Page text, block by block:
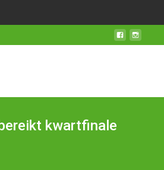
kwartfinale